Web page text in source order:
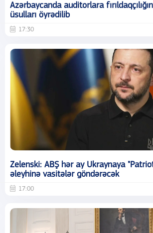
Azərbaycanda auditorlara
üsulları öyrədilib
17:30
Zelenski: ABŞ hər ay Ukraynaya
əleyhinə vasitələr göndərəcək
17:00